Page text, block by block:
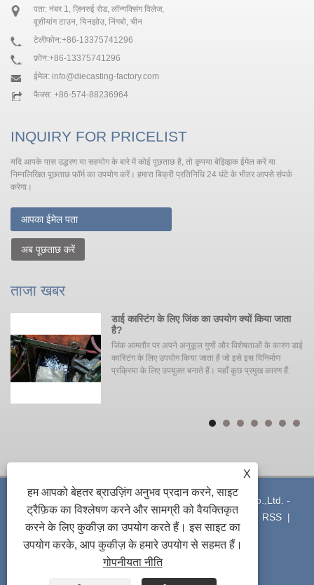
पता: नंबर 1, ज़िनरुई रोड, लॉन्गक्सिंग विलेज,
वूशीयांग टाउन, यिनझोउ, निंगबो, चीन
टेलीफोन:+86-13375741296
फ़ोन:+86-13375741296
ईमेल: info@diecasting-factory.com
फैक्स: +86-574-88236964
INQUIRY FOR PRICELIST
यदि आपके पास उद्धरण या सहयोग के बारे में कोई पूछताछ है, तो कृपया बेझिझक ईमेल करें या
निम्नलिखित पूछताछ फ़ॉर्म का उपयोग करें। हमारा बिक्री प्रतिनिधि 24 घंटे के भीतर आपसे संपर्क
करेगा।
अब पूछताछ करें
ताजा खबर
डाई कास्टिंग के लिए जिंक का उपयोग क्यों किया जाता
है?
जिंक आमतौर पर अपने अनुकूल गुणों और विशेषताओं के कारण डाई
कास्टिंग के लिए उपयोग किया जाता है जो इसे इस विनिर्माण
प्रक्रिया के लिए उपयुक्त बनाते हैं। यहाँ कुछ प्रमुख कारण हैं:
कॉपीराइट © 2021 Ningbo Yinzhou Xuxing Machinery Co.,Ltd. -
एल्युमिनियम डाई कास्टिंग - सर्वाधिकार सुरक्षितलिंक |Sitemap RSS |
XML | Privacy Policy
X
हम आपको बेहतर ब्राउज़िंग अनुभव प्रदान करने, साइट
ट्रैफ़िक का विश्लेषण करने और सामग्री को वैयक्तिकृत
करने के लिए कुकीज़ का उपयोग करते हैं। इस साइट का
उपयोग करके, आप कुकीज़ के हमारे उपयोग से सहमत हैं।
गोपनीयता नीति